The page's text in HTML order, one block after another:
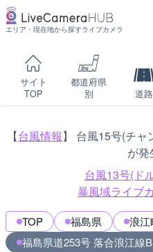
エリア・現在地から探すライブカメラ
サイト
TOP
都道府県
別
道路
【台風情報】 台風15号(チャ
が発
台風13号(ド
暴風域ライブ
TOP 福島県
浪江
福島県道253号 落合浪江線